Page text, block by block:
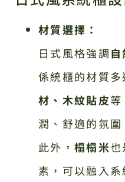
材質選擇：
日式風格強調
係統櫃的材質
材、木紋貼皮
潤、舒適的氛
此外，榻榻米也
素，可以融入